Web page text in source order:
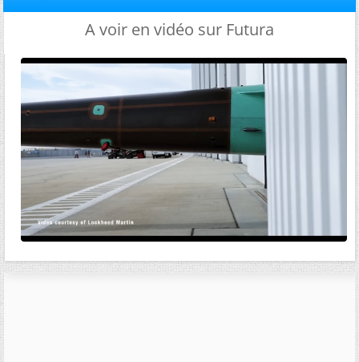
A voir en vidéo sur Futura